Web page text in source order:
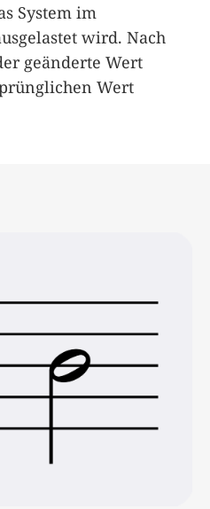
System im
wird. Nach
geänderte Wert
Wert